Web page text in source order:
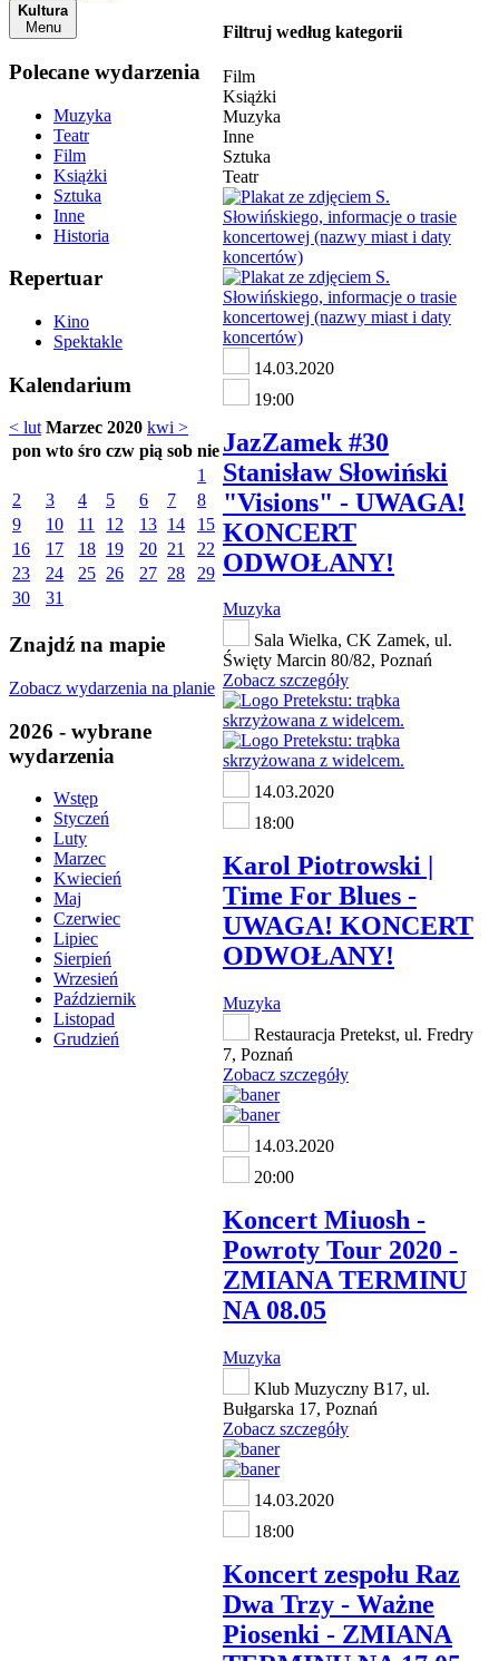
Kultura
Menu
Polecane wydarzenia
Muzyka
Teatr
Film
Książki
Sztuka
Inne
Historia
Repertuar
Kino
Spektakle
Kalendarium
< lut Marzec 2020 kwi >
pon wto śro czw pią sob nie
1
2
3 4 5 6 7
8
9
10 11 12 13 14
15
16
17 18 19 20 21
22
23
24 25 26 27 28
29
30
31
Znajdź na mapie
Zobacz wydarzenia na planie
2026 - wybrane
wydarzenia
Wstęp
Styczeń
Luty
Marzec
Kwiecień
Maj
Czerwiec
Lipiec
Sierpień
Wrzesień
Październik
Listopad
Grudzień
Filtruj według kategorii
Film
Książki
Muzyka
Inne
Sztuka
Teatr
14.03.2020
19:00
JazZamek #30
Stanisław Słowiński
"Visions" - UWAGA!
KONCERT
ODWOŁANY!
Muzyka
Sala Wielka, CK Zamek, ul.
Święty Marcin 80/82, Poznań
Zobacz szczegóły
14.03.2020
18:00
Karol Piotrowski |
Time For Blues -
UWAGA! KONCERT
ODWOŁANY!
Muzyka
Restauracja Pretekst, ul. Fredry
7, Poznań
Zobacz szczegóły
14.03.2020
20:00
Koncert Miuosh -
Powroty Tour 2020 -
ZMIANA TERMINU
NA 08.05
Muzyka
Klub Muzyczny B17, ul.
Bułgarska 17, Poznań
Zobacz szczegóły
14.03.2020
18:00
Koncert zespołu Raz
Dwa Trzy - Ważne
Piosenki - ZMIANA